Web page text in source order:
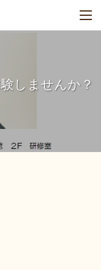
しませんか？